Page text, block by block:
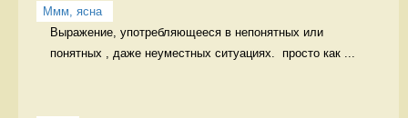
Ммм, ясна
Выражение, употребляющееся в непонятных или
понятных , даже неуместных ситуациях.  просто как ...